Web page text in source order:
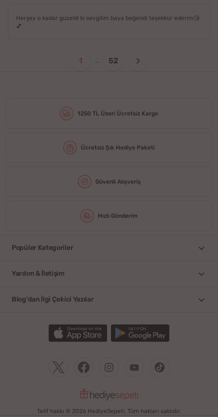
Herşey o kadar güzeldi ki sevgilim baya beğendi teşekkür ederim😘
💕
1 ... 52
1250 TL Üzeri Ücretsiz Kargo
Ücretsiz Şık Hediye Paketi
Güvenli Alışveriş
Hızlı Gönderim
Popüler Kategoriler
Yardım & İletişim
Blog'dan İlgi Çekici Yazılar
Telif hakkı © 2026 HediyeSepeti. Tüm hakları saklıdır.